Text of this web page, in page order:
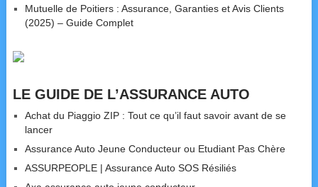
Mutuelle de Poitiers : Assurance, Garanties et Avis Clients
(2025) – Guide Complet
LE GUIDE DE L’ASSURANCE AUTO
Achat du Piaggio ZIP : Tout ce qu’il faut savoir avant de se
lancer
Assurance Auto Jeune Conducteur ou Etudiant Pas Chère
ASSURPEOPLE | Assurance Auto SOS Résiliés